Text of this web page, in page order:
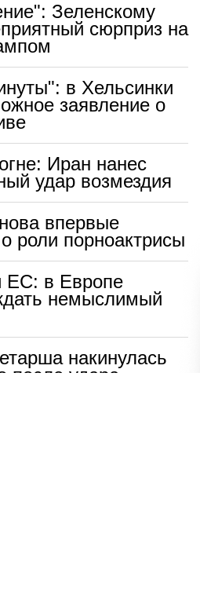
Зеленскому
сюрприз на
в Хельсинки
заявление о
Иран нанес
удар возмездия
впервые
роли порноактрисы
в Европе
немыслимый
накинулась
после удара